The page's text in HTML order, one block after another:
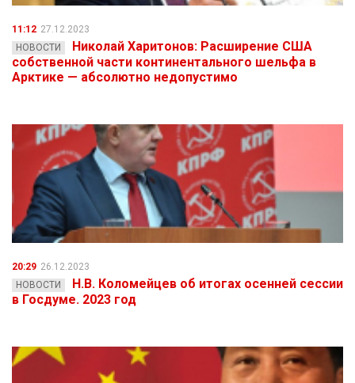
11:12 27.12.2023
НОВОСТИ
Николай Харитонов: Расширение США
собственной части континентального шельфа в
Арктике — абсолютно недопустимо
20:29 26.12.2023
НОВОСТИ
Н.В. Коломейцев об итогах осенней сессии
в Госдуме. 2023 год